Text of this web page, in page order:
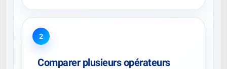
2
Comparer plusieurs opérateurs